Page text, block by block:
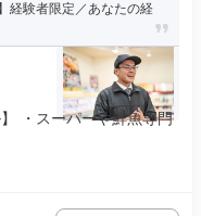
経験者限定／あなたの経
・スーパーや鮮魚専門